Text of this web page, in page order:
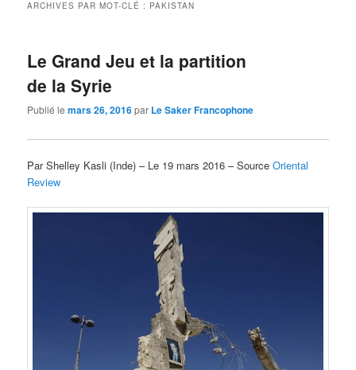
ARCHIVES PAR MOT-CLÉ : PAKISTAN
Le Grand Jeu et la partition
de la Syrie
Publié lemars 26, 2016par Le Saker Francophone
Par Shelley Kasli (Inde) – Le 19 mars 2016 – SourceOriental
Review